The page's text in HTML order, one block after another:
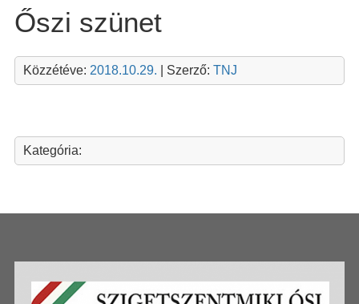
Őszi szünet
Közzétéve: 2018.10.29. | Szerző: TNJ
Kategória: